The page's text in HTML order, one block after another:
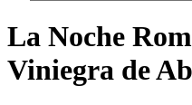
La Noche
Viniegra de